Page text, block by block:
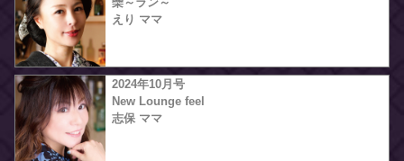
えり ママ
2024年10月号
New Lounge feel
志保 ママ